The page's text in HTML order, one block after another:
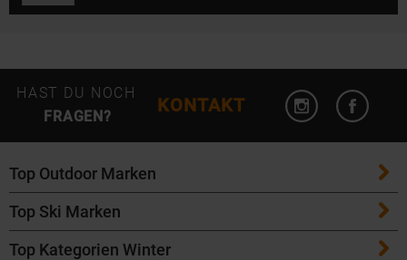
HAST DU NOCH
FRAGEN?
KONTAKT
Instagram
Top Outdoor Marken
Patagonia
Maloja
Top Ski Marken
ATK Bindungen
Top Kategorien Winter